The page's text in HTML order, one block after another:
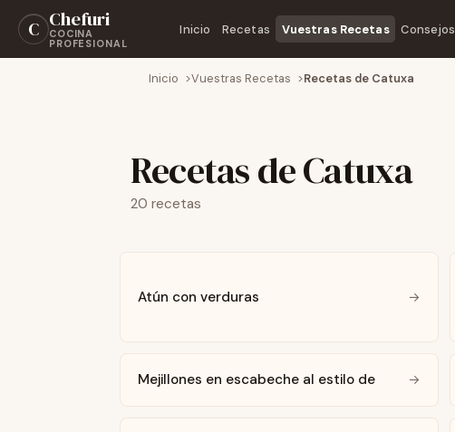
C Chefuri
COCINA
PROFESIONAL
Inicio Recetas Vuestras Recetas Consejos
Inicio Vuestras Recetas Recetas de Catuxa
Recetas de Catuxa
20 recetas
Atún con verduras →
Mejillones en escabeche al estilo de →